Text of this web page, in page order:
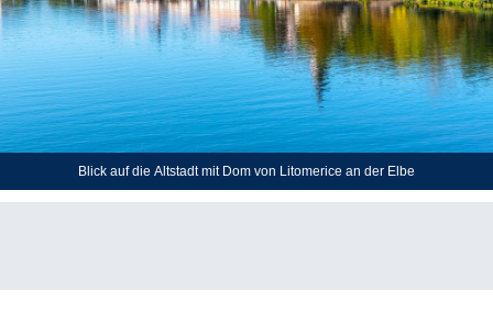
Blick auf die Altstadt mit Dom von Litomerice an der Elbe